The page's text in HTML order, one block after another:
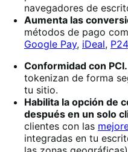
navegadores de
Aumenta las
métodos de pago
Google Pay, iDeal, P24
Conformidad con PCI.
tokenizan de forma
tu sitio.
Habilita la opción de
después en un solo
clientes con las
integradas en tu